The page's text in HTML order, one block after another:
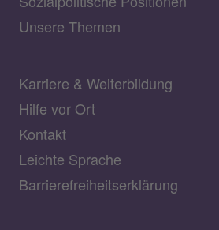
Unsere Themen
Karriere & Weiterbildung
Hilfe vor Ort
Kontakt
Leichte Sprache
Barrierefreiheitserklärung